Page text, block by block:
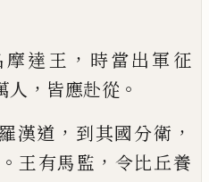
摩達王 ， 時當出軍征
人 ， 皆應赴從 。
漢道 ， 到其國分衛 ，
。 王有馬監 ， 令比丘養